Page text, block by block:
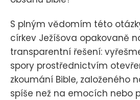
S plným vědomím této
církev Ježíšova opakovaně
transparentní řešení:
spory prostřednictvím
zkoumání Bible, založeného
spíše než na emocích nebo